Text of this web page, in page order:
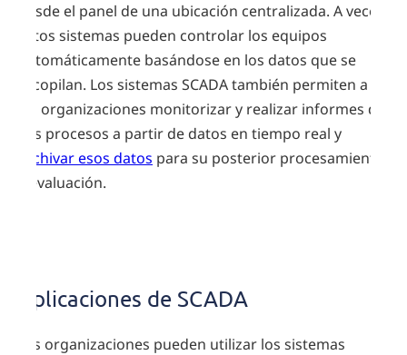
desde el panel de una ubicación centralizada. A veces,
estos sistemas pueden controlar los equipos
automáticamente basándose en los datos que se
recopilan. Los sistemas SCADA también permiten a
las organizaciones monitorizar y realizar informes de
sus procesos a partir de datos en tiempo real y
archivar esos datos para su posterior procesamiento
y evaluación.
Aplicaciones de SCADA
Las organizaciones pueden utilizar los sistemas